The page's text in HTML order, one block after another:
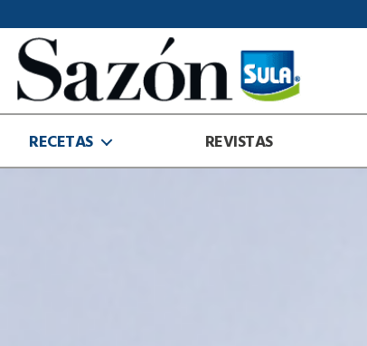
Sazón
SulaRECETAS REVISTAS